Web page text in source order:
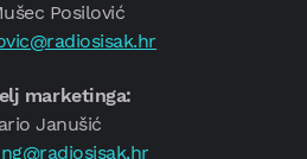
Posilović
marketinga:
Janušić